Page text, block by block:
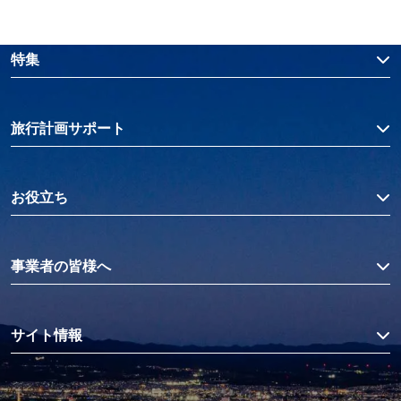
特集
旅行計画サポート
お役立ち
事業者の皆様へ
サイト情報